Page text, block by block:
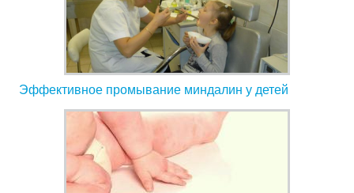
Эффективное промывание миндалин у детей